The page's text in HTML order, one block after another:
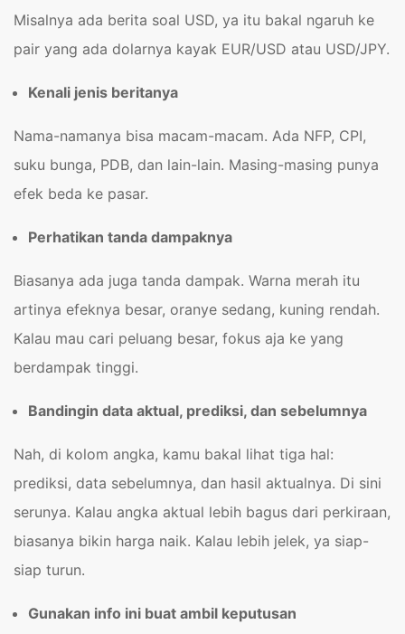
Misalnya ada berita soal USD, ya itu bakal ngaruh ke
pair yang ada dolarnya kayak EUR/USD atau USD/JPY.
Kenali jenis beritanya
Nama-namanya bisa macam-macam. Ada NFP, CPI,
suku bunga, PDB, dan lain-lain. Masing-masing punya
efek beda ke pasar.
Perhatikan tanda dampaknya
Biasanya ada juga tanda dampak. Warna merah itu
artinya efeknya besar, oranye sedang, kuning rendah.
Kalau mau cari peluang besar, fokus aja ke yang
berdampak tinggi.
Bandingin data aktual, prediksi, dan sebelumnya
Nah, di kolom angka, kamu bakal lihat tiga hal:
prediksi, data sebelumnya, dan hasil aktualnya. Di sini
serunya. Kalau angka aktual lebih bagus dari perkiraan,
biasanya bikin harga naik. Kalau lebih jelek, ya siap-
siap turun.
Gunakan info ini buat ambil keputusan